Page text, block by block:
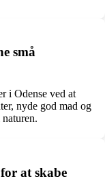
små
i Odense ved at
nyde god mad og
at skabe